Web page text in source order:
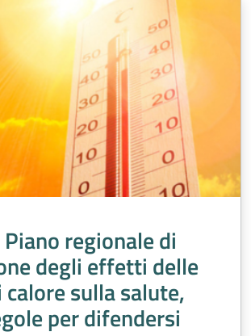
regionale di
degli effetti delle
sulla salute,
per difendersi